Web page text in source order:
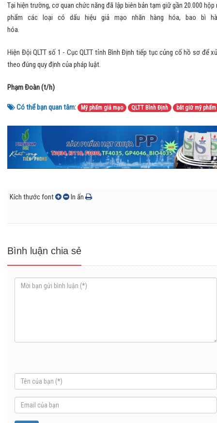
Tại hiện trường, cơ quan chức năng đã lập biên bản tạm giữ gần 20.000 hộp
phẩm các loại có dấu hiệu giả mạo nhãn hàng hóa, bao bì
hóa.
Hiện Đội QLTT số 1 - Cục QLTT tỉnh Bình Định tiếp tục củng cố hồ sơ để
theo đúng quy định của pháp luật.
Phạm Đoàn (t/h)
Có thể bạn quan tâm: Mỹ phẩm giả mạo QLTT Bình Định bắt giữ mỹ phẩm
Kích thước font In ấn
Bình luận chia sẻ